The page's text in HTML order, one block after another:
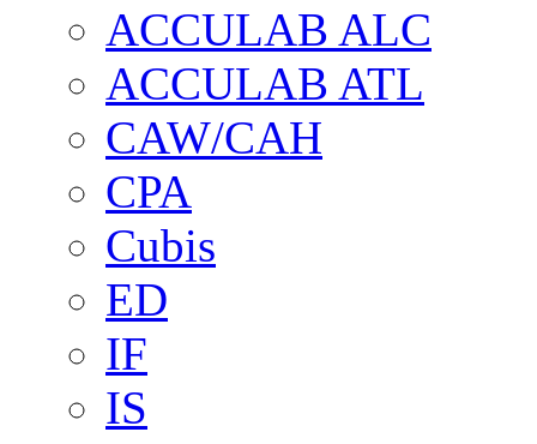
ACCULAB ALC
ACCULAB ATL
CAW/CAH
CPA
Cubis
ED
IF
IS